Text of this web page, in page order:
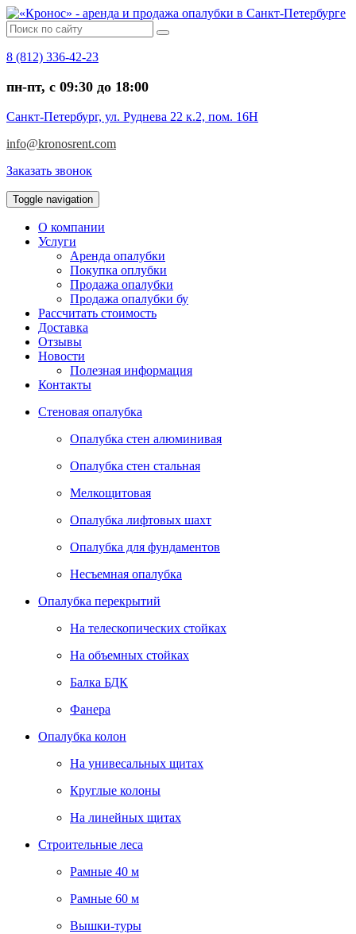
8 (812) 336-42-23
пн-пт, c 09:30 до 18:00
Санкт-Петербург, ул. Руднева 22 к.2, пом. 16Н
info@kronosrent.com
Заказать звонок
Toggle navigation
О компании
Услуги
Аренда опалубки
Покупка оплубки
Продажа опалубки
Продажа опалубки бу
Рассчитать стоимость
Доставка
Отзывы
Новости
Полезная информация
Контакты
Стеновая опалубка
Опалубка стен алюминивая
Опалубка стен стальная
Мелкощитовая
Опалубка лифтовых шахт
Опалубка для фундаментов
Несъемная опалубка
Опалубка перекрытий
На телескопических стойках
На объемных стойках
Балка БДК
Фанера
Опалубка колон
На унивесальных щитах
Круглые колоны
На линейных щитах
Строительные леса
Рамные 40 м
Рамные 60 м
Вышки-туры